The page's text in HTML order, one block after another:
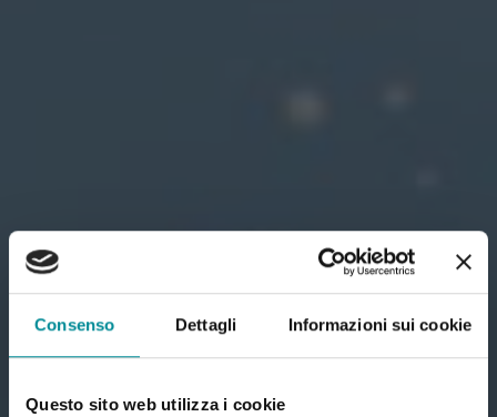
Consenso Dettagli Informazioni sui cookie
Questo sito web utilizza i cookie